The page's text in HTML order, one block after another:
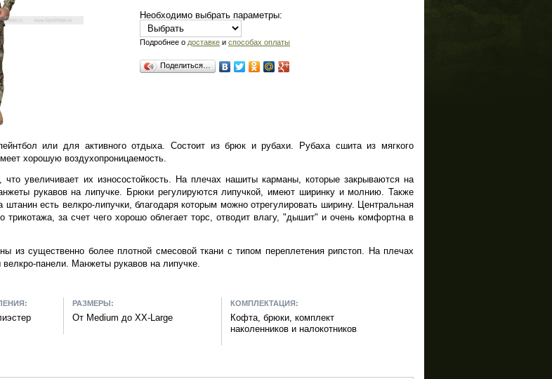
Необходимо выбрать параметры:
Подробнее о доставке и способах оплаты
Поделиться…
или для активного отдыха. Состоит из брюк и рубахи. Рубаха сшита из мягкого
хорошую воздухопроницаемость.
увеличивает их износостойкость. На плечах нашиты карманы, которые закрываются на
рукавов на липучке. Брюки регулируются липучкой, имеют ширинку и молнию. Также
есть велкро-липучки, благодаря которым можно отрегулировать ширину. Центральная
трикотажа, за счет чего хорошо облегает торс, отводит влагу, "дышит" и очень комфортна в
из существенно более плотной смесовой ткани с типом переплетения рипстоп. На плечах
панели. Манжеты рукавов на липучке.
РАЗМЕРЫ:
От Medium до XX-Large
КОМПЛЕКТАЦИЯ:
Кофта, брюки, комплект
наколенников и налокотников